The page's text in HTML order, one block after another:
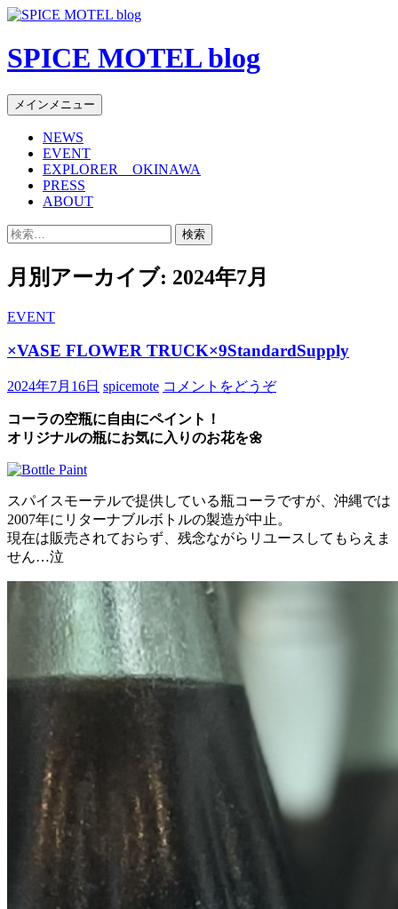
SPICE MOTEL blog
検
索
メインメニュー コ
ツ
NEWS
EVENT
EXPLORER OKINAWA
PRESS
ABOUT
検
月別アーカイブ: 2024年7月
EVENT
×VASE FLOWER TRUCK×9StandardSupply
2024年7月16日 spicemote コメントをどうぞ
コーラの空瓶に自由にペイント！
オリジナルの瓶にお気に入りのお花を🌼
スパイスモーテルで提供している瓶コーラですが、沖縄では
2007年にリターナブルボトルの製造が中止。
現在は販売されておらず、残念ながらリユースしてもらえま
せん…泣